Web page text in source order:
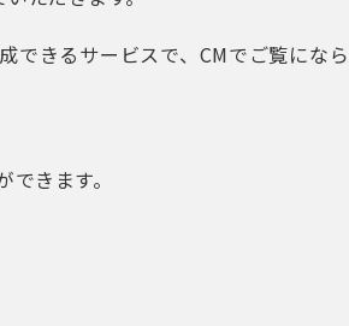
できるサービスで、CMでご覧にな
きます。